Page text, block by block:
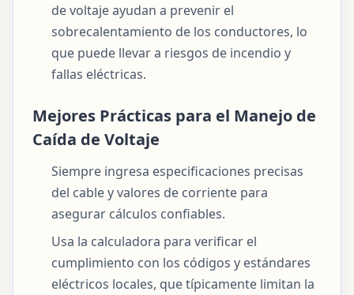
de voltaje ayudan a prevenir el
sobrecalentamiento de los conductores, lo
que puede llevar a riesgos de incendio y
fallas eléctricas.
Mejores Prácticas para el Manejo de
Caída de Voltaje
Siempre ingresa especificaciones precisas
del cable y valores de corriente para
asegurar cálculos confiables.
Usa la calculadora para verificar el
cumplimiento con los códigos y estándares
eléctricos locales, que típicamente limitan la